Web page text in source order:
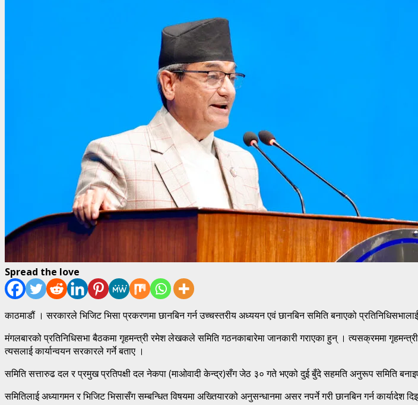
Spread the love
काठमाडौं । सरकारले भिजिट भिसा प्रकरणमा छानबिन गर्न उच्चस्तरीय अध्ययन एवं छानबिन समिति बनाएको
मंगलबारको प्रतिनिधिसभा बैठकमा गृहमन्त्री रमेश लेखकले समिति गठनकाबारेमा जानकारी गराएका हुन् । त्यसक्रममा
त्यसलाई कार्यान्वयन सरकारले गर्ने बताए ।
समिति सत्तारुढ दल र प्रमुख प्रतिपक्षी दल नेकपा (माओवादी केन्द्र)सँग जेठ ३० गते भएको दुई बुँदे सहमति अनुरूप समिति
समितिलाई अध्यागमन र भिजिट भिसासँग सम्बन्धित विषयमा अख्तियारको अनुसन्धानमा असर नपर्ने गरी छानबिन गर्न कार्यादेश